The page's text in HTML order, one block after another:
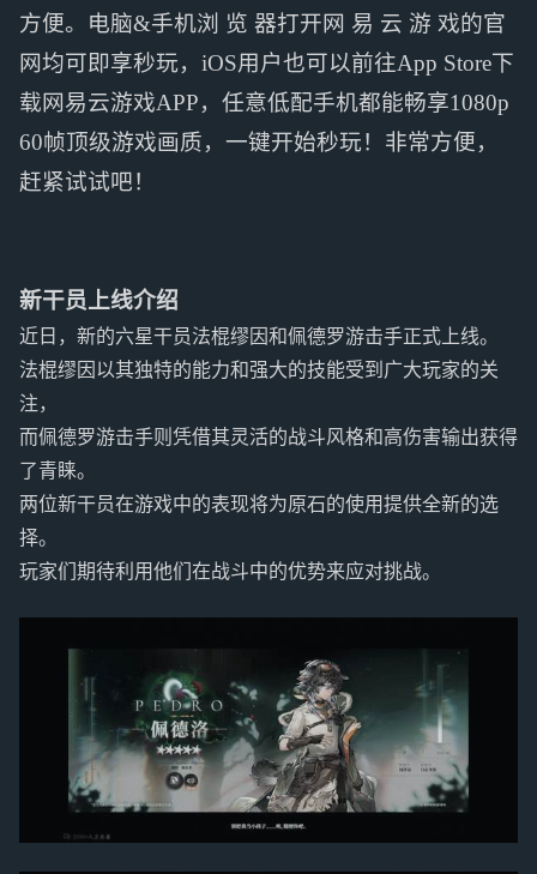
方便。电脑&手机浏 览 器打开网 易 云 游 戏的官
网均可即享秒玩，iOS用户也可以前往App Store下
载网易云游戏APP，任意低配手机都能畅享1080p
60帧顶级游戏画质，一键开始秒玩！非常方便，
赶紧试试吧！
新干员上线介绍
近日，新的六星干员法棍缪因和佩德罗游击手正式上线。
法棍缪因以其独特的能力和强大的技能受到广大玩家的关
注，
而佩德罗游击手则凭借其灵活的战斗风格和高伤害输出获得
了青睐。
两位新干员在游戏中的表现将为原石的使用提供全新的选
择。
玩家们期待利用他们在战斗中的优势来应对挑战。